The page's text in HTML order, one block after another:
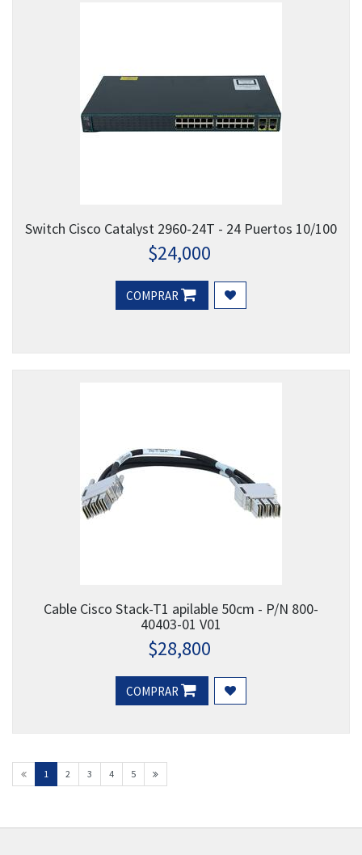
Switch Cisco Catalyst 2960-24T - 24 Puertos 10/100
$24,000
COMPRAR
Cable Cisco Stack-T1 apilable 50cm - P/N 800-
40403-01 V01
$28,800
COMPRAR
1 2 3 4 5